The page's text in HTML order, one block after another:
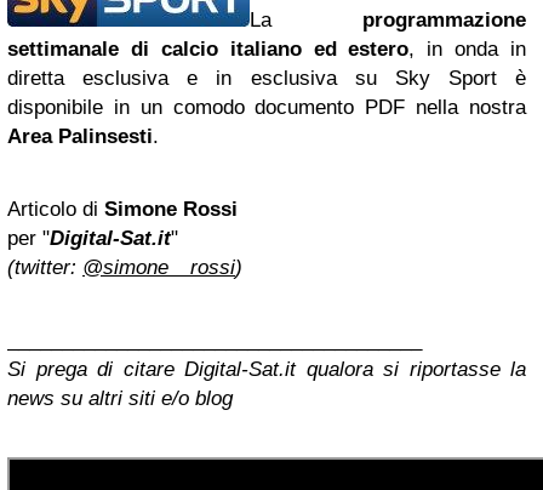
La programmazione
settimanale di calcio italiano ed estero, in onda in
diretta esclusiva e in esclusiva su Sky Sport è
disponibile in un comodo documento PDF nella nostra
Area Palinsesti.
Articolo di Simone Rossi
per "Digital-Sat.it"
(twitter: @simone__rossi)
Si prega di citare Digital-Sat.it qualora si riportasse la
news su altri siti e/o blog